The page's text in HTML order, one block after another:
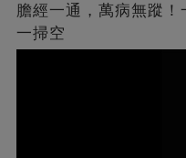
膽經一通，萬病無蹤
一掃空